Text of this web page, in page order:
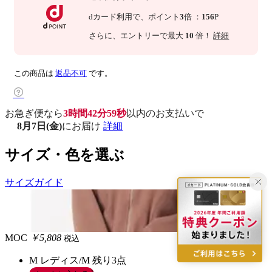
dカード利用で、ポイント3倍 ： 156P
さらに、エントリーで最大 10 倍！詳細
この商品は 返品不可 です。
お急ぎ便なら3時間42分58秒以内のお支払いで
8月7日(金)にお届け 詳細
サイズ・色を選ぶ
サイズガイド
MOC ￥5,808 税込
M レディス/M 残り3点